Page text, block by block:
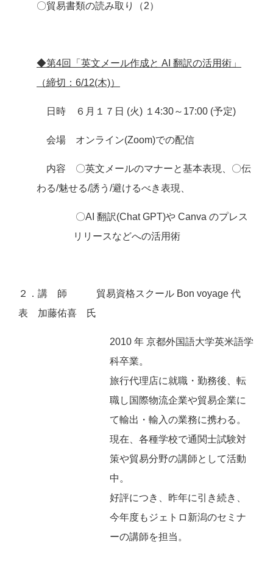
〇貿易書類の読み取り（2）
◆第4回「英文メール作成と AI 翻訳の活用術」
（締切：6/12(木)）
日時 ６月１７日 (火) １4:30～17:00 (予定)
会場 オンライン(Zoom)での配信
内容 〇英文メールのマナーと基本表現、〇伝
わる/魅せる/誘う/避けるべき表現、
〇AI 翻訳(Chat GPT)や Canva のプレス
リリースなどへの活用術
２．講 師 貿易資格スクール Bon voyage 代
表 加藤佑喜 氏
2010 年 京都外国語大学英米語学
科卒業。
旅行代理店に就職・勤務後、転
職し国際物流企業や貿易企業に
て輸出・輸入の業務に携わる。
現在、各種学校で通関士試験対
策や貿易分野の講師として活動
中。
好評につき、昨年に引き続き、
今年度もジェトロ新潟のセミナ
ーの講師を担当。